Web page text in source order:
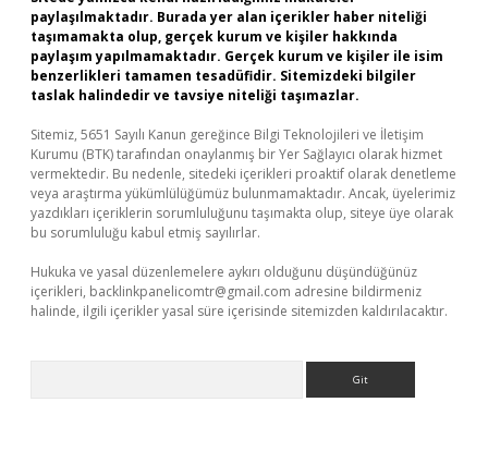
paylaşılmaktadır. Burada yer alan içerikler haber niteliği
taşımamakta olup, gerçek kurum ve kişiler hakkında
paylaşım yapılmamaktadır. Gerçek kurum ve kişiler ile isim
benzerlikleri tamamen tesadüfidir. Sitemizdeki bilgiler
taslak halindedir ve tavsiye niteliği taşımazlar.
Sitemiz, 5651 Sayılı Kanun gereğince Bilgi Teknolojileri ve İletişim
Kurumu (BTK) tarafından onaylanmış bir Yer Sağlayıcı olarak hizmet
vermektedir. Bu nedenle, sitedeki içerikleri proaktif olarak denetleme
veya araştırma yükümlülüğümüz bulunmamaktadır. Ancak, üyelerimiz
yazdıkları içeriklerin sorumluluğunu taşımakta olup, siteye üye olarak
bu sorumluluğu kabul etmiş sayılırlar.
Hukuka ve yasal düzenlemelere aykırı olduğunu düşündüğünüz
içerikleri, backlinkpanelicomtr@gmail.com adresine bildirmeniz
halinde, ilgili içerikler yasal süre içerisinde sitemizden kaldırılacaktır.